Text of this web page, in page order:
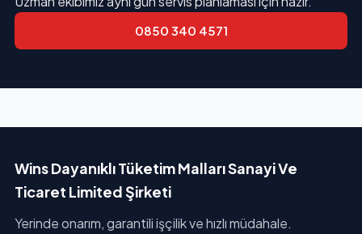
0850 340 4571
Wins Dayanıklı Tüketim Malları Sanayi Ve
Ticaret Limited Şirketi
Yerinde onarım, garantili işçilik ve hızlı müdahale.